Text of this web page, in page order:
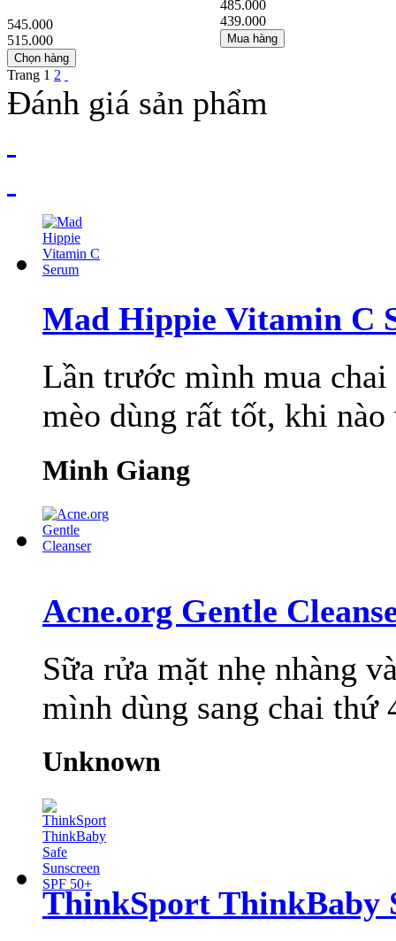
545.000
515.000
Chọn hàng
485.000
439.000
Mua hàng
Trang 1 2
Đánh giá sản phẩm
Mad Hippie Vitamin C
Lần trước mình mua
mèo dùng rất tốt, khi
Minh Giang
Acne.org Gentle
Sữa rửa mặt nhẹ nhàng
mình dùng sang chai thứ
Unknown
ThinkSport ThinkBaby